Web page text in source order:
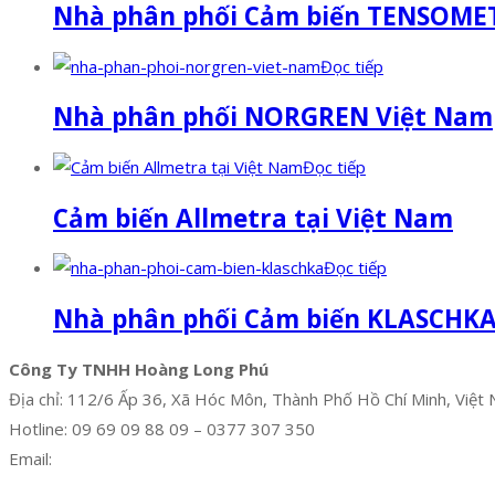
Nhà phân phối Cảm biến
Đọc tiếp
Nhà phân phối NORGREN Việt Nam
Đọc tiếp
Cảm biến Allmetra tại Việt Nam
Đọc tiếp
Nhà phân phối Cảm biến
Công Ty TNHH Hoàng Long Phú
Địa chỉ: 112/6 Ấp 36, Xã Hóc Môn, Thành Phố Hồ Chí Minh, Việt
Hotline: 09 69 09 88 09 – 0377 307 350
Email: